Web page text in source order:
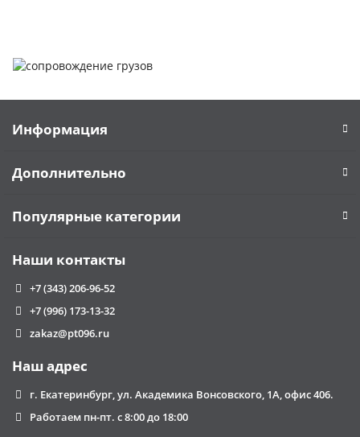
Информация
Дополнительно
Популярные категории
Наши контакты
+7 (343) 206-96-52
+7 (996) 173-13-32
zakaz@pt096.ru
Наш адрес
г. Екатеринбург, ул. Академика Вонсовского, 1А, офис 406.
Работаем пн-пт. с 8:00 до 18:00